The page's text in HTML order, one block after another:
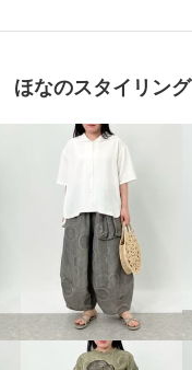
スエード ム
“レトロ スー
ほなのスタイリング